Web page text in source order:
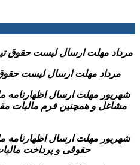
-31 مرداد مهلت ارسال ليست حقوق
-31 مرداد مهلت ارسال ليست
حقوقی و پرداخت